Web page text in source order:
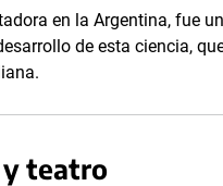
en la Argentina, fue
de esta ciencia,
y teatro